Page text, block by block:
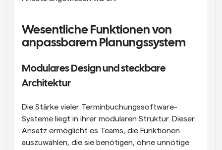
Wesentliche Funktionen von
anpassbarem Planungssystem
Modulares Design und steckbare
Architektur
Die Stärke vieler Terminbuchungssoftware-
Systeme liegt in ihrer modularen Struktur. Dieser
Ansatz ermöglicht es Teams, die Funktionen
auszuwählen, die sie benötigen, ohne unnötige